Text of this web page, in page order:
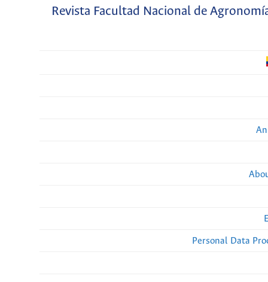
Revista Facultad Nacional de
Personal Data